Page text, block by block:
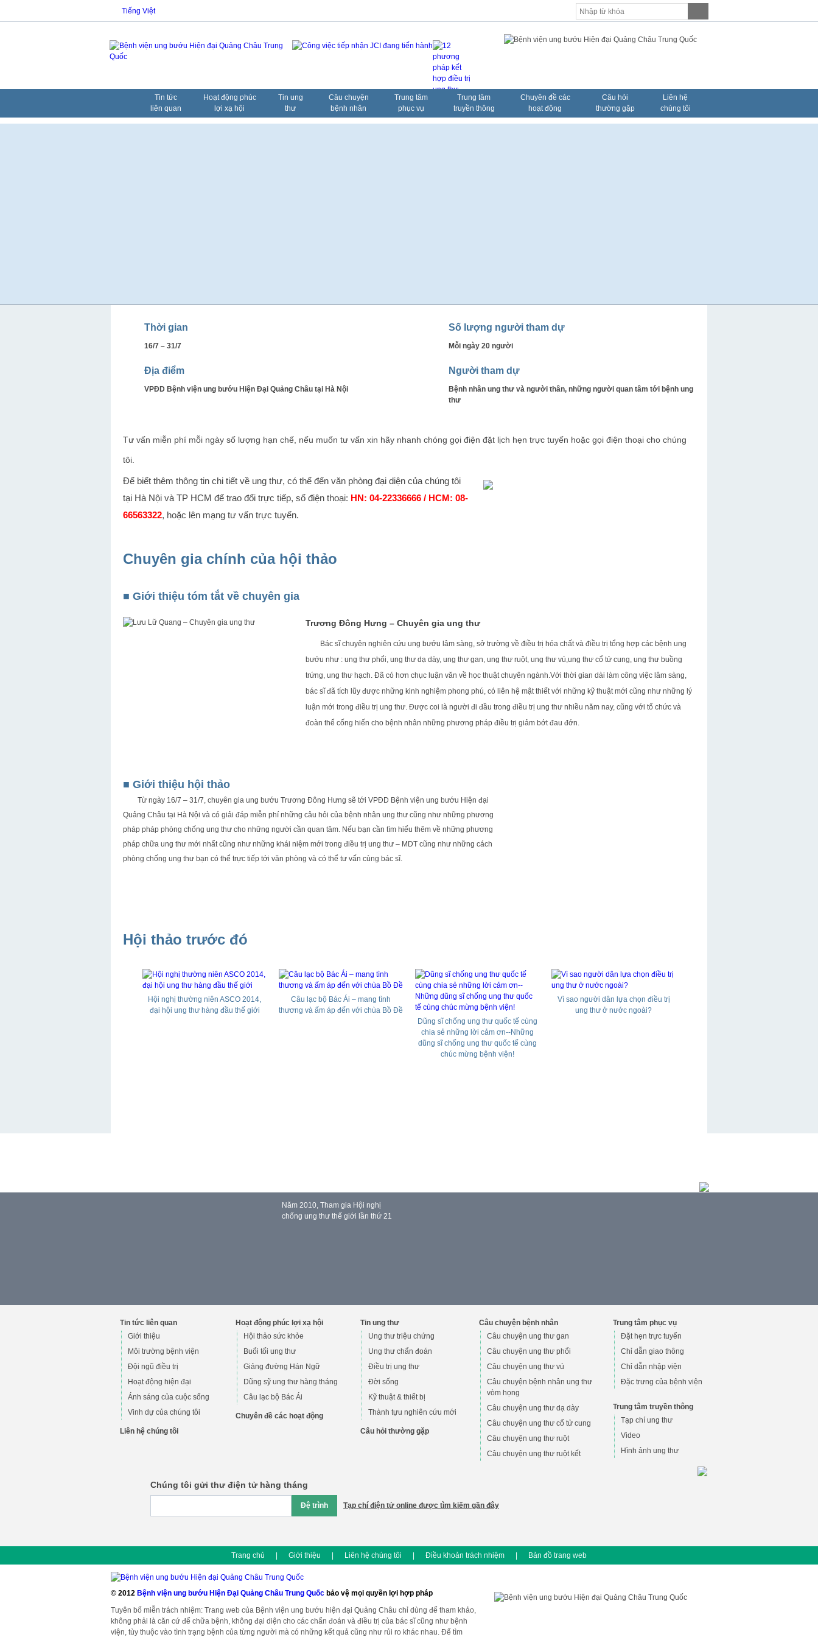
Tiếng Việt
Tin tức
liên quan
Hoạt động phúc
lợi xạ hội
Tin ung
thư
Câu chuyện
bệnh nhân
Trung tâm
phục vụ
Trung tâm
truyền thông
Chuyên đề các
hoạt động
Câu hỏi
thường gặp
Liên hệ
chúng tôi
Thời gian
16/7 – 31/7
Số lượng người tham dự
Mỗi ngày 20 người
Địa điểm
VPĐD Bệnh viện ung bướu Hiện Đại Quảng Châu tại Hà Nội
Người tham dự
Bệnh nhân ung thư và người thân, những người quan tâm tới bệnh ung
thư
Tư vấn miễn phí mỗi ngày số lượng hạn chế, nếu muốn tư vấn xin hãy nhanh chóng gọi điện đặt lịch hẹn trực tuyến hoặc gọi điện thoại cho chúng
tôi.
Để biết thêm thông tin chi tiết về ung thư, có thể đến văn phòng đại diện của chúng tôi
tại Hà Nội và TP HCM để trao đổi trực tiếp, số điện thoại: HN: 04-22336666 / HCM: 08-
66563322, hoặc lên mạng tư vấn trực tuyến.
Chuyên gia chính của hội thảo
■ Giới thiệu tóm tắt về chuyên gia
Trương Đông Hưng – Chuyên gia ung thư
Bác sĩ chuyên nghiên cứu ung bướu lâm sàng, sở trường về điều trị hóa chất và điều trị tổng hợp các bệnh ung
bướu như : ung thư phổi, ung thư dạ dày, ung thư gan, ung thư ruột, ung thư vú,ung thư cổ tử cung, ung thư buồng
trứng, ung thư hạch. Đã có hơn chục luận văn về học thuật chuyên ngành.Với thời gian dài làm công việc lâm sàng,
bác sĩ đã tích lũy được những kinh nghiệm phong phú, có liên hệ mật thiết với những kỹ thuật mới cũng như những lý
luận mới trong điều trị ung thư. Được coi là người đi đầu trong điều trị ung thư nhiều năm nay, cũng với tổ chức và
đoàn thể cống hiến cho bệnh nhân những phương pháp điều trị giảm bớt đau đớn.
■ Giới thiệu hội thảo
Từ ngày 16/7 – 31/7, chuyên gia ung bướu Trương Đông Hưng sẽ tới VPĐD Bệnh viện ung bướu Hiện đại
Quảng Châu tại Hà Nội và có giải đáp miễn phí những câu hỏi của bệnh nhân ung thư cũng như những phương
pháp pháp phòng chống ung thư cho những người cần quan tâm. Nếu bạn cần tìm hiểu thêm về những phương
pháp chữa ung thư mới nhất cũng như những khái niệm mới trong điều trị ung thư – MDT cũng như những cách
phòng chống ung thư bạn có thể trực tiếp tới văn phòng và có thể tư vấn cùng bác sĩ.
Hội thảo trước đó
Hội nghị thường niên ASCO 2014,
đại hội ung thư hàng đầu thế giới
Câu lạc bộ Bác Ái – mang tình
thương và ấm áp đến với chùa Bồ Đề
Dũng sĩ chống ung thư quốc tế cùng
chia sẻ những lời cảm ơn--Những
dũng sĩ chống ung thư quốc tế cùng
chúc mừng bệnh viện!
Vì sao người dân lựa chọn điều trị
ung thư ở nước ngoài?
Năm 2010, Tham gia Hội nghị
chống ung thư thế giới lần thứ 21
Tin tức liên quan
Giới thiệu
Môi trường bệnh viện
Đội ngũ điều trị
Hoạt động hiện đại
Ánh sáng của cuộc sống
Vinh dự của chúng tôi
Liên hệ chúng tôi
Hoạt động phúc lợi xạ hội
Hội thảo sức khỏe
Buổi tối ung thư
Giảng đường Hán Ngữ
Dũng sỹ ung thư hàng tháng
Câu lạc bộ Bác Ái
Chuyên đề các hoạt động
Tin ung thư
Ung thư triệu chứng
Ung thư chẩn đoán
Điều trị ung thư
Đời sống
Kỹ thuật & thiết bị
Thành tựu nghiên cứu mới
Câu hỏi thường gặp
Câu chuyện bệnh nhân
Câu chuyện ung thư gan
Câu chuyện ung thư phổi
Câu chuyện ung thư vú
Câu chuyện bệnh nhân ung thư
vòm họng
Câu chuyện ung thư dạ dày
Câu chuyện ung thư cổ tử cung
Câu chuyện ung thư ruột
Câu chuyện ung thư ruột kết
Trung tâm phục vụ
Đặt hẹn trực tuyến
Chỉ dẫn giao thông
Chỉ dẫn nhập viện
Đặc trưng của bệnh viện
Trung tâm truyền thông
Tạp chí ung thư
Video
Hình ảnh ung thư
Chúng tôi gửi thư điện tử hàng tháng
Tạp chí điện tử online được tìm kiếm gần đây
Trang chủ Giới thiệu Liên hệ chúng tôi Điều khoản trách nhiệm Bản đồ trang web
© 2012 Bệnh viện ung bướu Hiện Đại Quảng Châu Trung Quốc bảo vệ mọi quyền lợi hợp pháp
Tuyên bố miễn trách nhiệm: Trang web của Bệnh viện ung bướu hiện đại Quảng Châu chỉ dùng để tham khảo,
không phải là căn cứ để chữa bệnh, không đại diện cho các chẩn đoán và điều trị của bác sĩ cũng như bệnh
viện, tùy thuộc vào tình trạng bệnh của từng người mà có những kết quả cũng như rủi ro khác nhau. Để tìm